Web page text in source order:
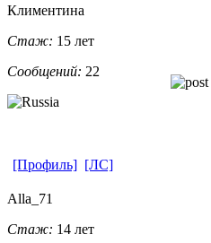
Климентина
Стаж: 15 лет
Сообщений: 22
[Профиль] [ЛС]
Alla_71
Стаж: 14 лет